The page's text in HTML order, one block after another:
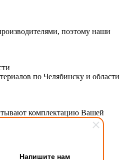
Напишите нам
поэтому наши
по Челябинску и области
комплектацию Вашей
6, 2й этаж